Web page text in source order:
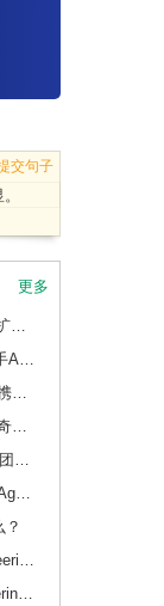
交句子
更多
KDD'26 | 面向多杠杆在线营销的可扩展、可追踪联合 增量建模
角色边界重塑，全栈取代分工：快手AI生产力体系成形
每天被 oncall 打断到无法写代码？携程机票前端用这套方法把重复问题解决了2/3
10倍参数增长、GPU推理落地：爱奇艺广告CVR模型的升级之路
AI Native 下的混沌工程：Agent 军团如何重新定义系统韧性验证
Agent评测漫谈 —— 由浅入深讲解Agent评测
How to actually master loop engineering
A Practical Guide To Loop Engineering Without Yourself